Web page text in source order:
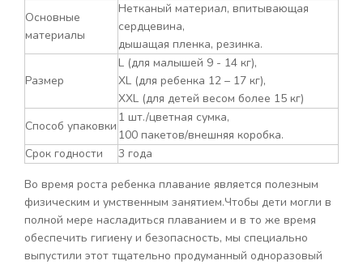
Основные
материалы
Нетканый материал, впитывающая
сердцевина,
дышащая пленка, резинка.
Размер
L (для малышей 9 - 14 кг),
XL (для ребенка 12 – 17 кг),
XXL (для детей весом более 15 кг)
Способ упаковки
1 шт./цветная сумка,
100 пакетов/внешняя коробка.
Срок годности
3 года
Во время роста ребенка плавание является полезным
физическим и умственным занятием.Чтобы дети могли в
полной мере насладиться плаванием и в то же время
обеспечить гигиену и безопасность, мы специально
выпустили этот тщательно продуманный одноразовый